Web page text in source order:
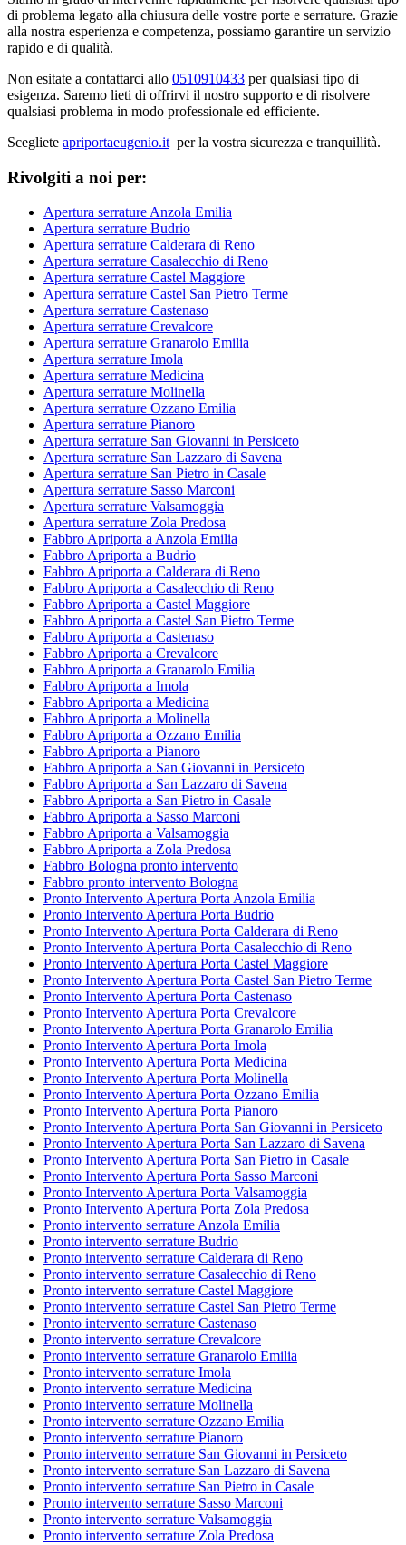
di problema legato alla chiusura delle vostre porte e serrature. Grazie
alla nostra esperienza e competenza, possiamo garantire un servizio
rapido e di qualità.
Non esitate a contattarci allo 0510910433 per qualsiasi tipo di
esigenza. Saremo lieti di offrirvi il nostro supporto e di risolvere
qualsiasi problema in modo professionale ed efficiente.
Scegliete apriportaeugenio.it per la vostra sicurezza e tranquillità.
Rivolgiti a noi per:
Apertura serrature Anzola Emilia
Apertura serrature Budrio
Apertura serrature Calderara di Reno
Apertura serrature Casalecchio di Reno
Apertura serrature Castel Maggiore
Apertura serrature Castel San Pietro Terme
Apertura serrature Castenaso
Apertura serrature Crevalcore
Apertura serrature Granarolo Emilia
Apertura serrature Imola
Apertura serrature Medicina
Apertura serrature Molinella
Apertura serrature Ozzano Emilia
Apertura serrature Pianoro
Apertura serrature San Giovanni in Persiceto
Apertura serrature San Lazzaro di Savena
Apertura serrature San Pietro in Casale
Apertura serrature Sasso Marconi
Apertura serrature Valsamoggia
Apertura serrature Zola Predosa
Fabbro Apriporta a Anzola Emilia
Fabbro Apriporta a Budrio
Fabbro Apriporta a Calderara di Reno
Fabbro Apriporta a Casalecchio di Reno
Fabbro Apriporta a Castel Maggiore
Fabbro Apriporta a Castel San Pietro Terme
Fabbro Apriporta a Castenaso
Fabbro Apriporta a Crevalcore
Fabbro Apriporta a Granarolo Emilia
Fabbro Apriporta a Imola
Fabbro Apriporta a Medicina
Fabbro Apriporta a Molinella
Fabbro Apriporta a Ozzano Emilia
Fabbro Apriporta a Pianoro
Fabbro Apriporta a San Giovanni in Persiceto
Fabbro Apriporta a San Lazzaro di Savena
Fabbro Apriporta a San Pietro in Casale
Fabbro Apriporta a Sasso Marconi
Fabbro Apriporta a Valsamoggia
Fabbro Apriporta a Zola Predosa
Fabbro Bologna pronto intervento
Fabbro pronto intervento Bologna
Pronto Intervento Apertura Porta Anzola Emilia
Pronto Intervento Apertura Porta Budrio
Pronto Intervento Apertura Porta Calderara di Reno
Pronto Intervento Apertura Porta Casalecchio di Reno
Pronto Intervento Apertura Porta Castel Maggiore
Pronto Intervento Apertura Porta Castel San Pietro Terme
Pronto Intervento Apertura Porta Castenaso
Pronto Intervento Apertura Porta Crevalcore
Pronto Intervento Apertura Porta Granarolo Emilia
Pronto Intervento Apertura Porta Imola
Pronto Intervento Apertura Porta Medicina
Pronto Intervento Apertura Porta Molinella
Pronto Intervento Apertura Porta Ozzano Emilia
Pronto Intervento Apertura Porta Pianoro
Pronto Intervento Apertura Porta San Giovanni in Persiceto
Pronto Intervento Apertura Porta San Lazzaro di Savena
Pronto Intervento Apertura Porta San Pietro in Casale
Pronto Intervento Apertura Porta Sasso Marconi
Pronto Intervento Apertura Porta Valsamoggia
Pronto Intervento Apertura Porta Zola Predosa
Pronto intervento serrature Anzola Emilia
Pronto intervento serrature Budrio
Pronto intervento serrature Calderara di Reno
Pronto intervento serrature Casalecchio di Reno
Pronto intervento serrature Castel Maggiore
Pronto intervento serrature Castel San Pietro Terme
Pronto intervento serrature Castenaso
Pronto intervento serrature Crevalcore
Pronto intervento serrature Granarolo Emilia
Pronto intervento serrature Imola
Pronto intervento serrature Medicina
Pronto intervento serrature Molinella
Pronto intervento serrature Ozzano Emilia
Pronto intervento serrature Pianoro
Pronto intervento serrature San Giovanni in Persiceto
Pronto intervento serrature San Lazzaro di Savena
Pronto intervento serrature San Pietro in Casale
Pronto intervento serrature Sasso Marconi
Pronto intervento serrature Valsamoggia
Pronto intervento serrature Zola Predosa